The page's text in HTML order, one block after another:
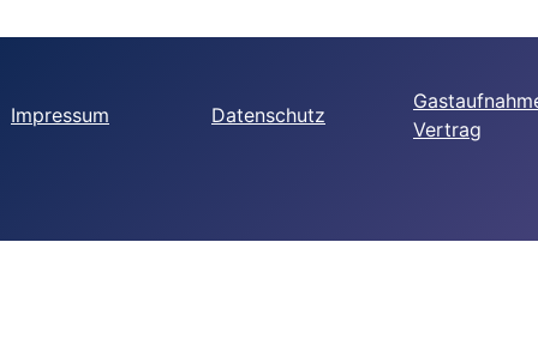
Impressum Datenschutz
Vertrag